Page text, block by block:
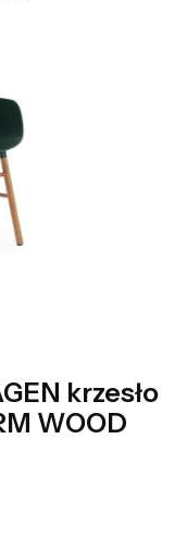
krzesło
WOOD